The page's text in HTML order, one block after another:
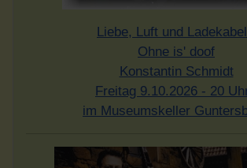
Liebe, Luft und
Ohne is' doof
Konstantin Schmidt
Freitag 9.10.2026 - 20
im Museumskeller